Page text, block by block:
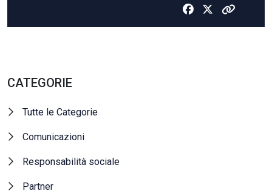
CATEGORIE
Tutte le Categorie
Comunicazioni
Responsabilità sociale
Partner